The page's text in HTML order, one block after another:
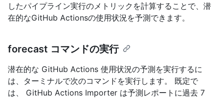
したパイプライン実行のメトリックを計算することで、潜
在的なGitHub Actionsの使用状況を予測できます。
forecast コマンドの実行
潜在的な GitHub Actions 使用状況の予測を実行するに
は、ターミナルで次のコマンドを実行します。 既定で
は、 GitHub Actions Importer は予測レポートに過去 7